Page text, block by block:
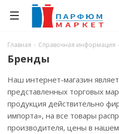
Главная - Справочная информация
Бренды
Наш интернет-магазин
представленных торговых
продукция действительно
импорта», на все товары
производителя, цены в